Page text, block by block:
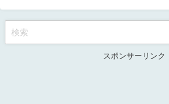
スポンサーリンク